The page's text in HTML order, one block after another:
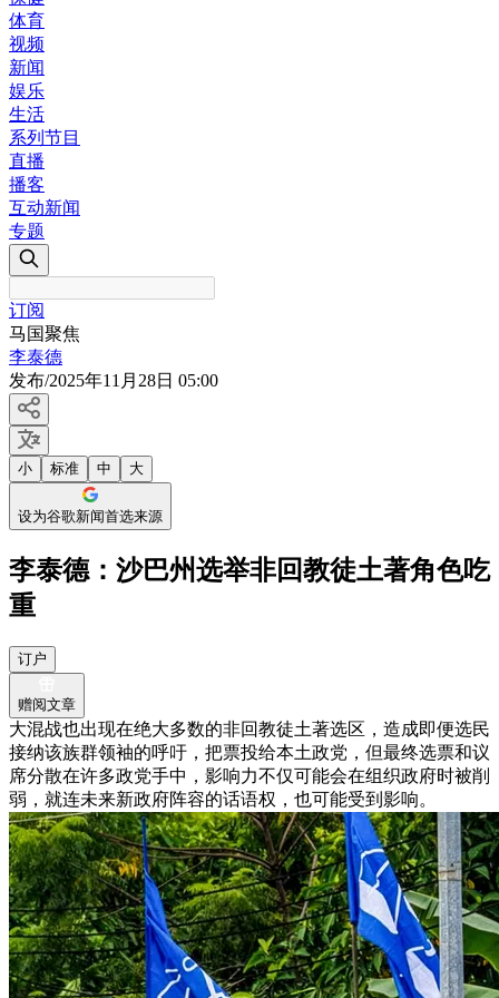
体育
视频
新闻
娱乐
生活
系列节目
直播
播客
互动新闻
专题
订阅
马国聚焦
李泰德
发布/2025年11月28日 05:00
小 标准 中 大
设为谷歌新闻首选来源
李泰德：沙巴州选举非回教徒土著角色吃
重
订户
赠阅文章
大混战也出现在绝大多数的非回教徒土著选区，造成即便选民
接纳该族群领袖的呼吁，把票投给本土政党，但最终选票和议
席分散在许多政党手中，影响力不仅可能会在组织政府时被削
弱，就连未来新政府阵容的话语权，也可能受到影响。